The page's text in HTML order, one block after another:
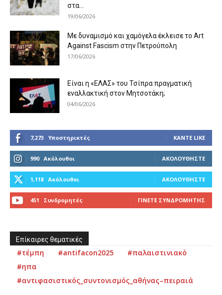
στα...
19/06/2026
Με δυναμισμό και χαμόγελα έκλεισε το Art
Against Fascism στην Πετρούπολη
17/06/2026
Είναι η «ΕΛΑΣ» του Τσίπρα πραγματική
εναλλακτική στον Μητσοτάκη;
04/06/2026
7,273 Υποστηρικτές ΚΆΝΤΕ LIKE
990 Ακόλουθοι ΑΚΟΛΟΥΘΉΣΤΕ
1,118 Ακόλουθοι ΑΚΟΛΟΥΘΉΣΤΕ
451 Συνδρομητές ΓΊΝΕΤΕ ΣΥΝΔΡΟΜΗΤΉΣ
Επίκαιρες θεματικές
#τέμπη #antifacon2025
#παλαιστινιακό
#ηπα
#αντιφασιστικός_συντονισμός_αθήνας–πειραιά